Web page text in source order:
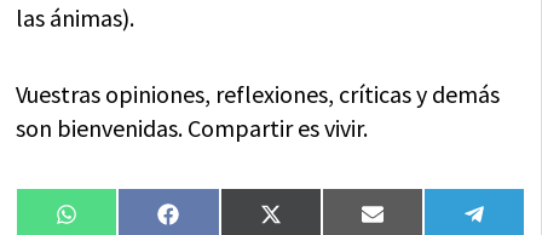
las ánimas).
Vuestras opiniones, reflexiones, críticas y demás
son bienvenidas. Compartir es vivir.
Compartir
WhatsAppCompartir
FacebookCompartir
X
Compartir
Email